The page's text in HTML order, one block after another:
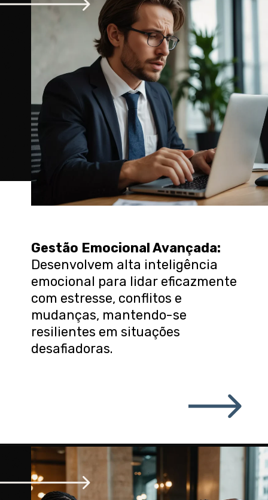
Gestão Emocional Avançada:
Desenvolvem alta inteligência
emocional para lidar eficazmente
com estresse, conflitos e
mudanças, mantendo-se
resilientes em situações
desafiadoras.